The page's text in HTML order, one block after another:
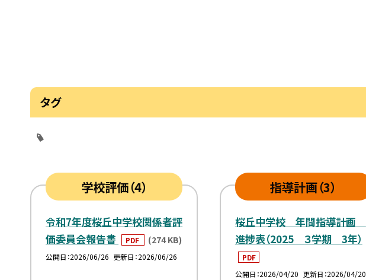
タグ
学校評価（4）
令和7年度桜丘中学校関係者評
価委員会報告書
PDF (274 KB)
公開日 2026/06/26 更新日 2026/06/26
指導計画（3）
桜丘中学校 年間指導計画
進捗表（2025 ３学期 3年）
PDF
公開日 2026/04/20 更新日 2026/04/20